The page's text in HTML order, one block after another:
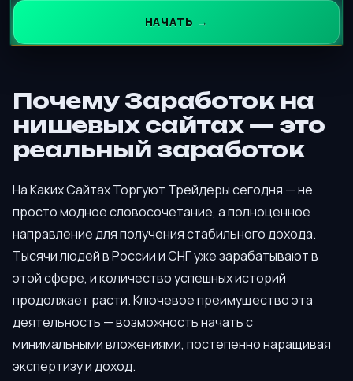
НАЧАТЬ →
Почему Заработок на
нишевых сайтах — это
реальный заработок
На Каких Сайтах Торгуют Трейдеры сегодня — не
просто модное словосочетание, а полноценное
направление для получения стабильного дохода.
Тысячи людей в России и СНГ уже зарабатывают в
этой сфере, и количество успешных историй
продолжает расти. Ключевое преимущество эта
деятельность — возможность начать с
минимальными вложениями, постепенно наращивая
экспертизу и доход.